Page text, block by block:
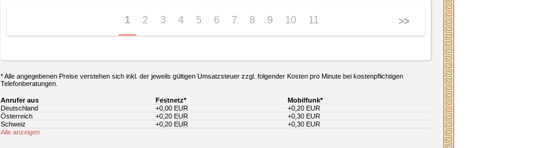
1 2 3 4 5 6 7 8 9 10 11 >
>>
* Alle angegebenen Preise verstehen sich inkl. der jeweils gültigen Umsatzsteuer zzgl. folgender Kosten pro Minute bei kostenpflichtigen
Telefonberatungen.
Anrufer aus Festnetz*
Mobilfunk*
Deutschland
+0,00 EUR
+0,20 EUR
Österreich
+0,20 EUR
+0,30 EUR
Schweiz
+0,20 EUR
+0,30 EUR
Alle anzeigen